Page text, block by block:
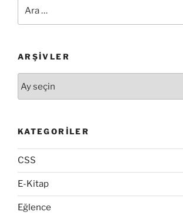
ARŞIVLER
KATEGORILER
CSS
E-Kitap
Eğlence